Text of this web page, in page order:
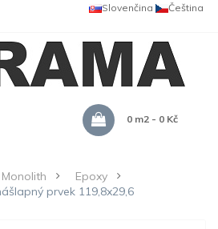
Čeština
Slovenčina
0 m2 - 0 Kč
Monolith
Epoxy
prvek 119,8x29,6